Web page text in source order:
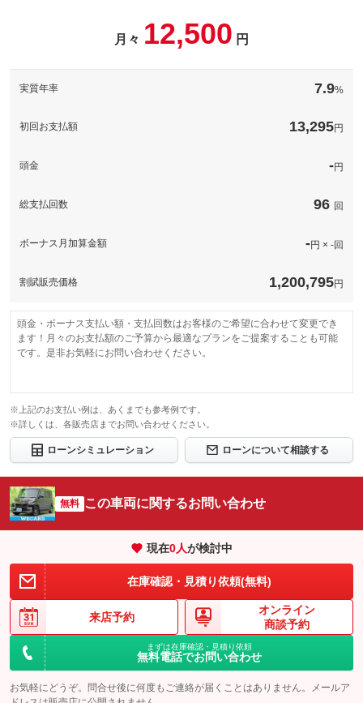
性が持続！※表示価格は普通車ＬＬサイズの価格です。他サイズ
の価格については下記の通りです。軽自動車３９，９００円、普
備考
望の機種がある場合、追加費用がかかります。ご了承ください。
月々 12,500 円
実質年率 7.9%
初回お支払額 13,295円
頭金 -円
総支払回数 96 回
ボーナス月加算金額 -円 × -回
割賦販売価格 1,200,795円
頭金・ボーナス支払い額・支払回数はお客様のご希望に合わせて変更でき
ます！月々のお支払額のご予算から最適なプランをご提案することも可能
です。是非お気軽にお問い合わせください。
※上記のお支払い例は、あくまでも参考例です。
※詳しくは、各販売店までお問い合わせください。
ローンシミュレーション ローンについて相談する
無料 この車両に関するお問い合わせ
現在0人が検討中
在庫確認・見積り依頼(無料)
来店予約
オンライン
商談予約
まずは在庫確認・見積り依頼
無料電話でお問い合わせ
お気軽にどうぞ。問合せ後に何度もご連絡が届くことはありません。メールア